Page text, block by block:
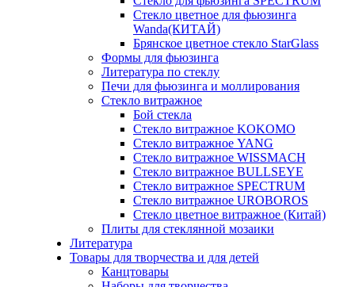
Стекло цветное для фьюзинга
Wanda(КИТАЙ)
Брянское цветное стекло StarGlass
Формы для фьюзинга
Литература по стеклу
Печи для фьюзинга и моллирования
Стекло витражное
Бой стекла
Стекло витражное KOKOMO
Стекло витражное YANG
Стекло витражное WISSMACH
Стекло витражное BULLSEYE
Стекло витражное SPECTRUM
Стекло витражное UROBOROS
Стекло цветное витражное (Китай)
Плиты для стеклянной мозаики
Литература
Товары для творчества и для детей
Канцтовары